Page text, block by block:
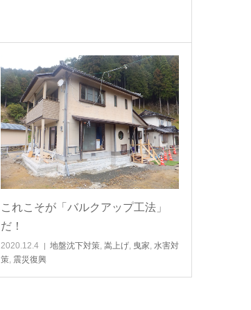
これこそが「バルクアップ工法」
だ！
2020.12.4 地盤沈下対策 嵩上げ 曳家 水害対
策 震災復興